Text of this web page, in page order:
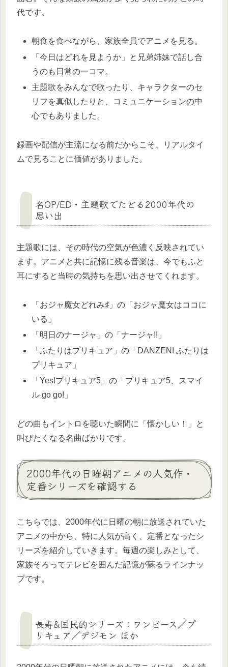
代です。
朝食を食べながら、家族全員でアニメを見る。
「今日はどれを見ようか」と兄弟姉妹で話し合
うのも日常の一コマ。
主題歌をみんなで歌ったり、キャラクターのセ
リフを真似したりと、コミュニケーションの中
心でもありました。
録画や配信が主流になる前だからこそ、リアルタイ
ムで見ることに価値がありました。
名OP/ED・主題歌でたどる2000年代の
思い出
主題歌には、その時代の空気が色濃く反映されてい
ます。アニメと共に記憶に残る音楽は、今でもふと
耳にすると当時の気持ちを思い出させてくれます。
「おジャ魔女どれみ♯」の「おジャ魔女はココに
いる」
「明日のナージャ」の「ナージャ!!」
「ふたりはプリキュア」の「DANZEN! ふたりは
プリキュア」
「Yes!プリキュア5」の「プリキュア5、スマイ
ル go go!」
どの曲もイントロを聴いた瞬間に「懐かしい！」と
叫びたくなる名曲ばかりです。
2000年代の日曜朝アニメの人気作・
定番シリーズを確認する
こちらでは、2000年代に日曜の朝に放送されていた
アニメの中から、特に人気が高く、定番となったシ
リーズを紹介していきます。毎週の楽しみとして、
家族そろってテレビを囲んだ記憶が蘇るラインナッ
プです。
長寿&国民的シリーズ：ワンピース／プ
リキュア／デジモン ほか